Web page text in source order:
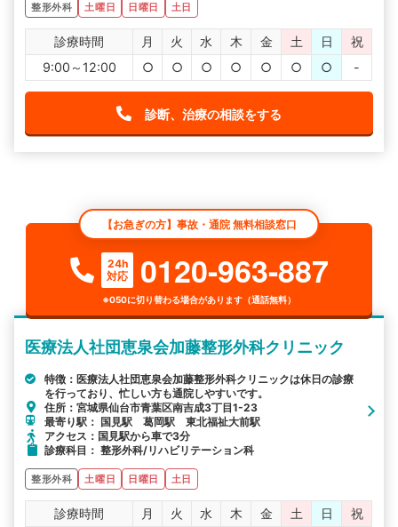
整形外科 土曜日 日曜日 土日
診療時間 月 火 水 木 金 土 日
祝
9:00～12:00
○ ○ ○ ○ ○ ○ ○ -
診断、治療の相談をする
【お急ぎの方】事故・通院 無料相談窓口
24h
対応
0120-963-887
※050に切り替わる場合があります（通話無料）
医療法人社団恵泉会加藤整形外科クリニック
特徴：医療法人社団恵泉会加藤整形外科クリニックは休日の診療
を行っており、忙しい方も通院しやすいです。
住所：宮城県仙台市青葉区南吉成3丁目1-23
最寄り駅： 国見駅 葛岡駅 東北福祉大前駅
アクセス：国見駅から車で3分
診療科目： 整形外科/リハビリテーション科
整形外科 土曜日 日曜日 土日
診療時間 月 火 水 木 金 土 日
祝